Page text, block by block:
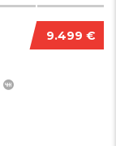
9.499 €